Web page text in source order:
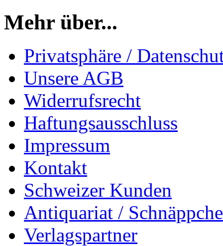
Mehr über...
Privatsphäre /
Unsere AGB
Widerrufsrecht
Haftungsausschluss
Impressum
Kontakt
Schweizer Kunden
Antiquariat /
Verlagspartner